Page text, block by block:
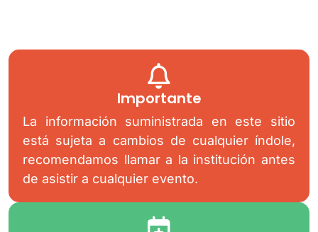
Importante
La información suministrada en este sitio
está sujeta a cambios de cualquier índole,
recomendamos llamar a la institución antes
de asistir a cualquier evento.